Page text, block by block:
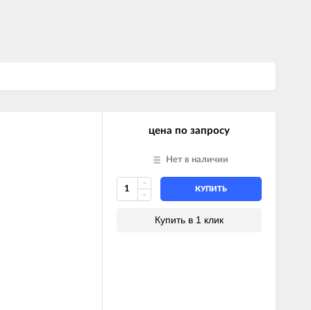
цена по запросу
Нет в наличии
КУПИТЬ
Купить в 1 клик